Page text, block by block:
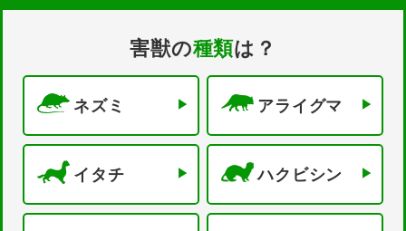
害獣の種類は？
ネズミ アライグマ
イタチ ハクビシン